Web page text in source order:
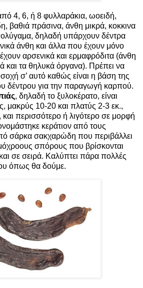
4, 6, ή 8 φυλλαράκια, ωοειδή,
βαθιά πράσινα, άνθη μικρά, κοκκινα
δηλαδή υπάρχουν δέντρα
άνθη και άλλα που έχουν μόνο
αρσενικά και ερμαφρόδιτα (άνθη
και τα θηλυκά όργανα). Πρέπει να
σ’ αυτό καθώς είναι η βάση της
δέντρου για την παραγωγή καρπού.
, δηλαδή το ξυλοκέρατο, είναι
μακρύς 10-20 και πλατύς 2-3 εκ.,
περισσότερο ή λιγότερο σε μορφή
κεράτιον από τους
σάρκα σακχαρώδη που περιβάλλει
σπόρους που βρίσκονται
σε σειρά. Καλύπτει πάρα πολλές
όπως θα δούμε.